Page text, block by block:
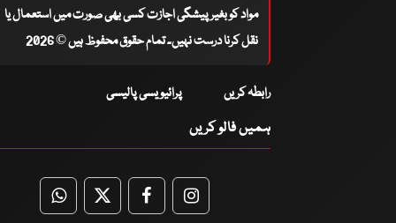
مواد کو بغیر پیشگی اجازت کسی بھی صورت میں استعمال یا
نقل کرنا درست نہیں۔ تمام حقوق محفوظ ہیں © 2026
رابطہ کریں پرائیویسی پالیسی
ہمیں فالو کریں
WhatsApp
TwitterFacebookFacebook